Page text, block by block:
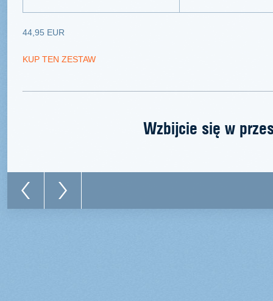
44,95 EUR
KUP TEN ZESTAW
Wzbijcie się w